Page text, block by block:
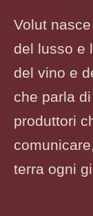
Volut
del lusso e
del vino e
che parla
produttori
terra ogni